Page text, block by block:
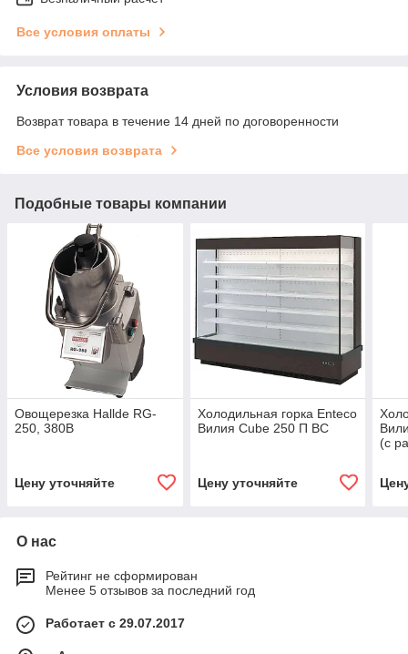
Все условия оплаты
Условия возврата
Возврат товара в течение 14 дней по договоренности
Все условия возврата
Подобные товары компании
Овощерезка Hallde RG-
250, 380В
Цену уточняйте
Холодильная горка Enteco
Вилия Cube 250 П ВС
Цену уточняйте
(с
О нас
Рейтинг не сформирован
Менее 5 отзывов за последний год
Работает с 29.07.2017